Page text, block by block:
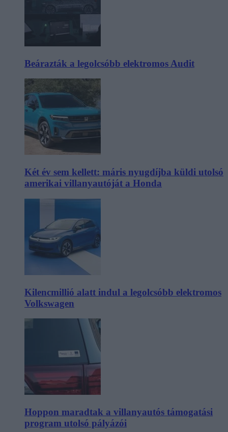
Beárazták a legolcsóbb elektromos Audit
Két év sem kellett: máris nyugdíjba küldi utolsó
amerikai villanyautóját a Honda
Kilencmillió alatt indul a legolcsóbb elektromos
Volkswagen
Hoppon maradtak a villanyautós támogatási
program utolsó pályázói